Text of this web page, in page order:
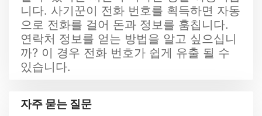
니다. 사기꾼이 전화 번호를 획득하면 자동
으로 전화를 걸어 돈과 정보를 훔칩니다.
연락처 정보를 얻는 방법을 알고 싶으십니
까? 이 경우 전화 번호가 쉽게 유출 될 수
있습니다.
자주 묻는 질문